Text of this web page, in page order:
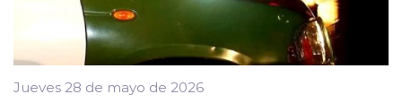
Jueves 28 de mayo de 2026